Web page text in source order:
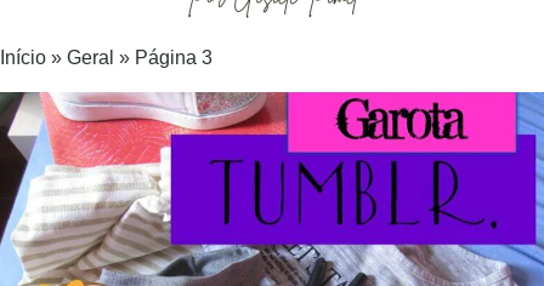
Início » Geral » Página 3